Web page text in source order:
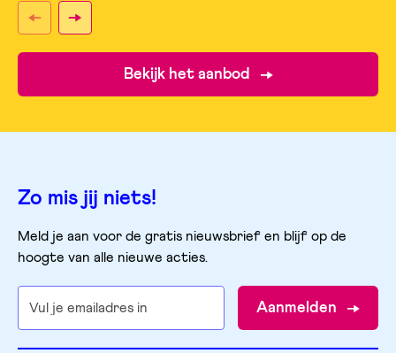
Bekijk het aanbod
Zo mis jij niets!
Meld je aan voor de gratis nieuwsbrief en blijf op de
hoogte van alle nieuwe acties.
Aanmelden